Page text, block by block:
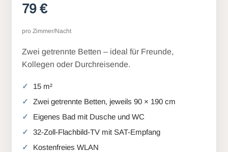
79 €
pro Zimmer/Nacht
Zwei getrennte Betten – ideal für Freunde,
Kollegen oder Durchreisende.
15 m²
Zwei getrennte Betten, jeweils 90 × 190 cm
Eigenes Bad mit Dusche und WC
32-Zoll-Flachbild-TV mit SAT-Empfang
Kostenfreies WLAN